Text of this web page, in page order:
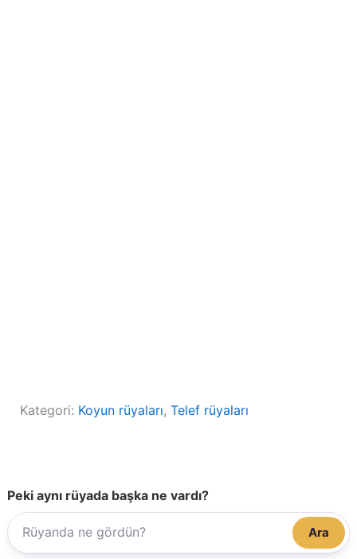
Kategori: Koyun rüyaları, Telef rüyaları
Peki aynı rüyada başka ne vardı?
Ara